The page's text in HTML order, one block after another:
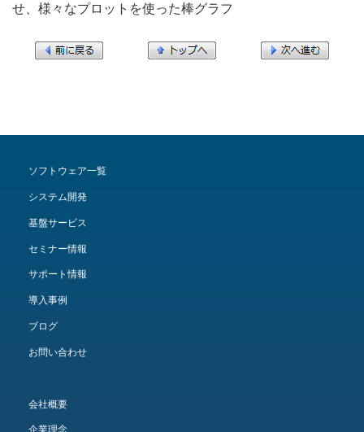
せ、様々なプロットを使った棒グラフ
ソフトウェア一覧
システム開発
基盤サービス
セミナー情報
サポート情報
導入事例
ブログ
お問い合わせ
会社概要